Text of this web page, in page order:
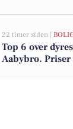
22 timer siden |
Top 6 over
Aabybro.